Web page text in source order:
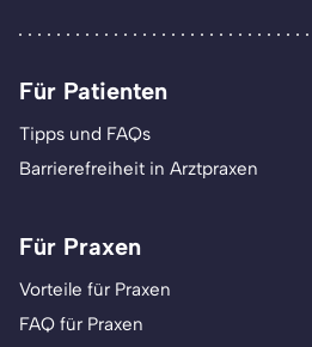
Für Patienten
Tipps und FAQs
Barrierefreiheit in Arztpraxen
Für Praxen
Vorteile für Praxen
FAQ für Praxen